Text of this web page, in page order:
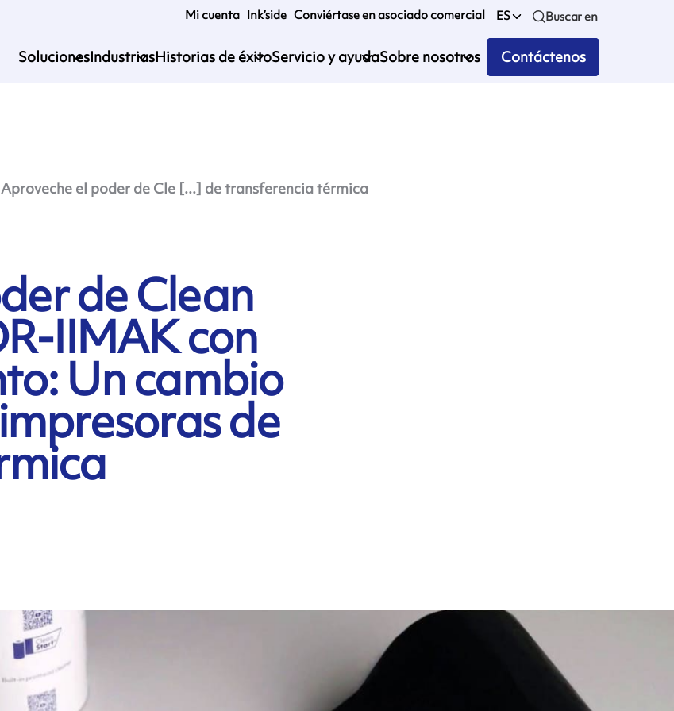
Mi cuenta Ink’side Conviértase en asociado comercial ES Buscar en
SolucionesIndustriasHistorias de éxitoServicio y ayudaSobre nosotros Contáctenos
Aproveche el poder de Cle [...] de transferencia térmica
de Clean
IIMAK con
Un cambio
de